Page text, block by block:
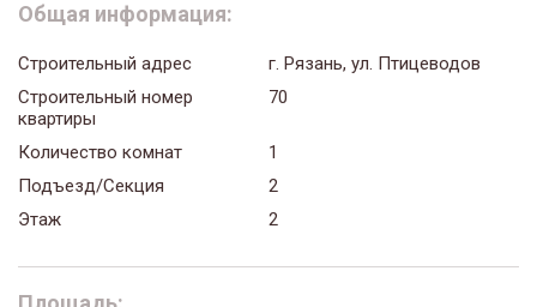
Общая информация:
Строительный адрес
г. Рязань, ул. Птицеводов
Строительный номер
квартиры
70
Количество комнат
1
Подъезд/Секция
2
Этаж
2